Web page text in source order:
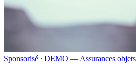
Sponsorisé · DEMO — Assurances objets